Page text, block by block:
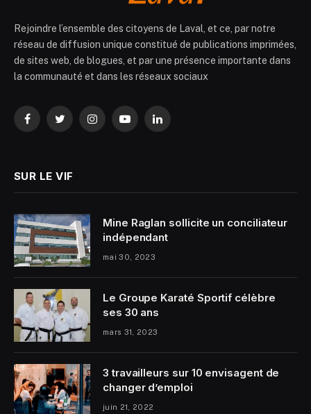
Rejoindre l’ensemble des citoyens de Laval, et ce, par notre
réseau de diffusion unique constitué de publications imprimées,
de sites web, de blogues, et par une présence importante dans
la communauté et dans les réseaux sociaux
FacebookTwitterInstagramYouTubeLinkedIn
SUR LE VIF
Mine Raglan sollicite un conciliateur
indépendant
mai 30, 2023
Le Groupe Karaté Sportif célèbre
ses 30 ans
mars 31, 2023
3 travailleurs sur 10 envisagent de
changer d’emploi
juin 21, 2022